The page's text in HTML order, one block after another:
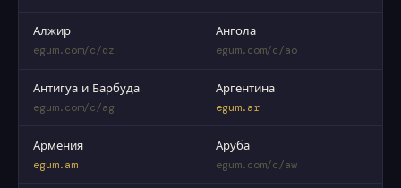
Алжир
egum.com/c/dz
Ангола
egum.com/c/ao
Антигуа и Барбуда
egum.com/c/ag
Аргентина
egum.ar
Армения
egum.am
Аруба
egum.com/c/aw